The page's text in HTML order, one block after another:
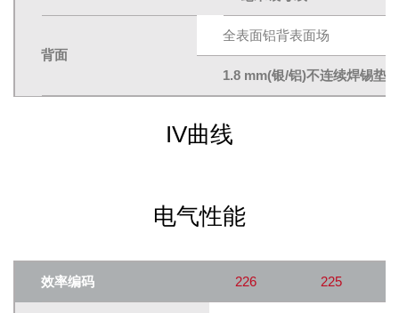
背面
全表面铝背表面场
1.8 mm(银/铝)不连续焊锡垫
IV曲线
电气性能
效率编码 226 225